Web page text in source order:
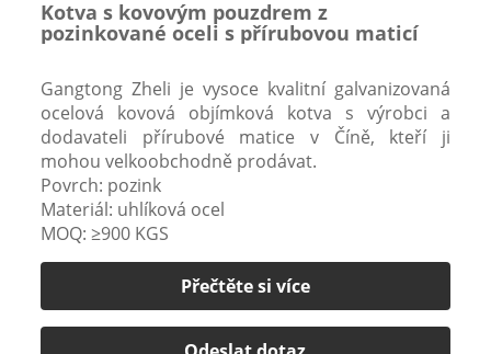
Kotva s kovovým pouzdrem z
pozinkované oceli s přírubovou maticí
Gangtong Zheli je vysoce kvalitní galvanizovaná
ocelová kovová objímková kotva s výrobci a
dodavateli přírubové matice v Číně, kteří ji
mohou velkoobchodně prodávat.
Povrch: pozink
Materiál: uhlíková ocel
MOQ: ≥900 KGS
Přečtěte si více